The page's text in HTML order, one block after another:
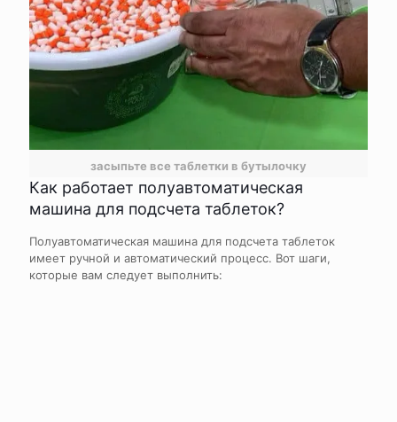
засыпьте все таблетки в бутылочку
Как работает полуавтоматическая
машина для подсчета таблеток?
Полуавтоматическая машина для подсчета таблеток
имеет ручной и автоматический процесс. Вот шаги,
которые вам следует выполнить: